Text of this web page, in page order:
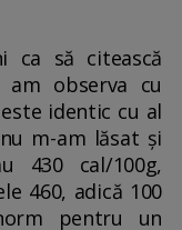
ca să citească
am observa cu
identic cu al
m-am lăsat și
430 cal/100g,
460, adică 100
pentru un